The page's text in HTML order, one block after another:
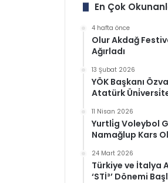
En Çok
4 hafta önce
Olur Akdağ
Ağırladı
13 Şubat 2026
YÖK Başkanı
Atatürk
11 Nisan 2026
Yurtli̇g Voleybol
Namağlup Kars
24 Mart 2026
Türkiye ve İtalya
‘STİ³’ Dönemi